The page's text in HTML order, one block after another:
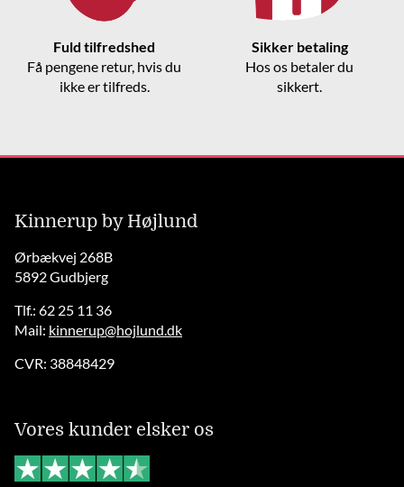
Fuld tilfredshed
Få pengene retur, hvis du
ikke er tilfreds.
Sikker betaling
Hos os betaler du
sikkert.
Kinnerup by Højlund
Ørbækvej 268B
5892 Gudbjerg
Tlf.: 62 25 11 36
Mail: kinnerup@hojlund.dk
CVR: 38848429
Vores kunder elsker os